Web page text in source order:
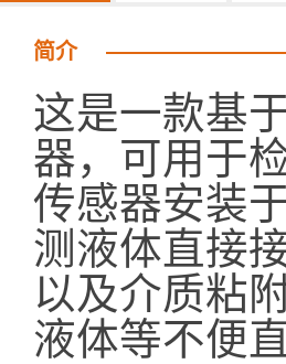
简介
这是一款基
器，可用于
传感器安装
测液体直接
以及介质粘
液体等不便